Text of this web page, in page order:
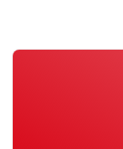
للحرية
يتطلعون إلى